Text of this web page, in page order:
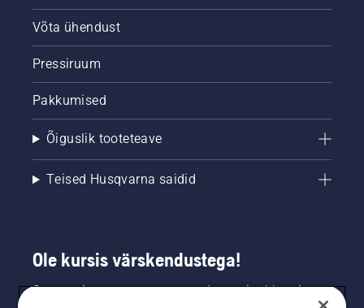
Võta ühendust
Pressiruum
Pakkumised
Õiguslik tooteteave
Teised Husqvarna saidid
Ole kursis värskendustega!
Saa uusimat teavet uute toodete, eripakkumiste